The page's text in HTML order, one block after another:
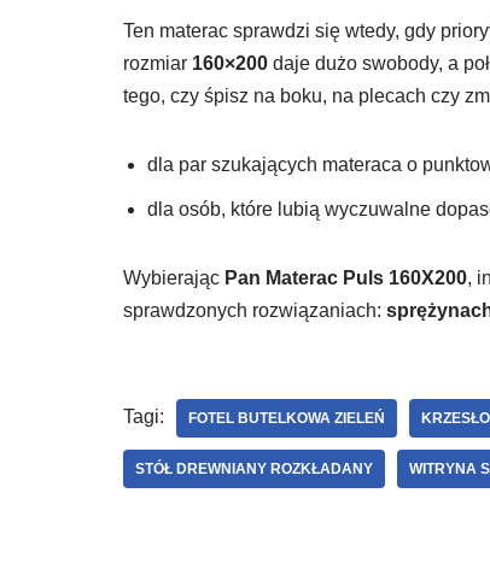
Ten materac sprawdzi się wtedy, gdy
rozmiar 160×200 daje dużo swobody, a
tego, czy śpisz na boku, na plecach czy
dla par szukających materaca o
dla osób, które lubią wyczuwalne
Wybierając Pan Materac Puls 160X200,
sprawdzonych rozwiązaniach:
Tagi: FOTEL BUTELKOWA ZIELEŃ
STÓŁ DREWNIANY ROZKŁADANY WITRYNA